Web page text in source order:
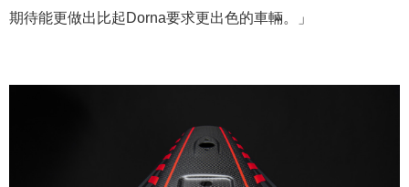
期待能更做出比起Dorna要求更出色的車輛。」